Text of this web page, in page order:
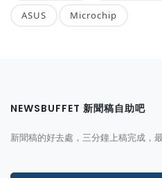
ASUS Microchip
NEWSBUFFET 新聞稿自助吧
新聞稿的好去處，三分鐘上稿完成，